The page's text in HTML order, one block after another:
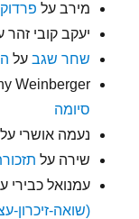
מירב על
יעקב קובי זהר
שחר שגב על
Weinberger
סיומה
נעמה אושרי על
שירה על
עמנואל כבירי
(שואה-זיכרון-